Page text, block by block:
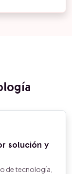
solución y
de tecnología,